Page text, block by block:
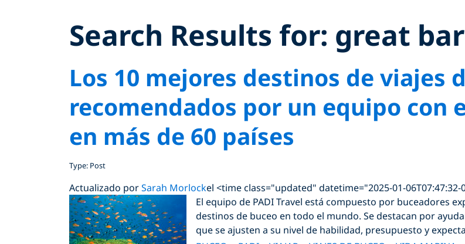
Search Results for: great
Los 10 mejores destinos de viajes
recomendados por un equipo con
en más de 60 países
Type: Post
Actualizado porSarah Morlockel <time class="updated" datetime="2025-01-
El equipo de PADI Travel está compuesto por buceadores
destinos de buceo en todo el mundo. Se destacan por
que se ajusten a su nivel de habilidad, presupuesto y